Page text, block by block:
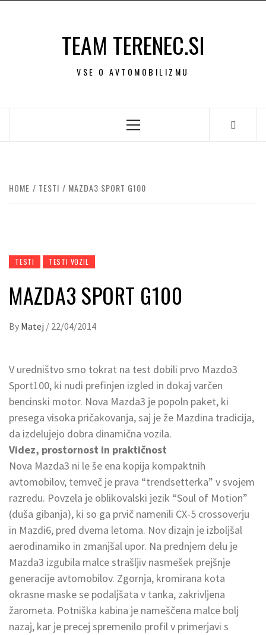
TEAM TERENEC.SI
VSE O AVTOMOBILIZMU
Primary
HOME TESTI MAZDA3 SPORT G100
TESTI TESTI VOZIL
MAZDA3 SPORT G100
By Matej / 22/04/2014
V uredništvo smo tokrat na test dobili prvo Mazdo3
Sport100, ki nudi prefinjen izgled in dokaj varčen
bencinski motor. Nova Mazda3 je popoln paket, ki
presega visoka pričakovanja, saj je že Mazdina tradicija,
da izdelujejo dobra dinamična vozila.
Videz, prostornost in praktičnost
Nova Mazda3 ni le še ena kopija kompaktnih
avtomobilov, temveč je prava “trendsetterka” v svojem
razredu. Povzela je oblikovalski jezik “Soul of Motion”
(duša gibanja), ki so ga prvič namenili CX-5 crossoverju
in Mazdi6, pred dvema letoma. Nov dizajn je izboljšal
aerodinamiko in zmanjšal upor. Na prednjem delu je
Mazda3 izgubila malce strašljiv nasmešek prejšnje
generacije avtomobilov. Zgornja, kromirana kota
okrasne maske se podaljšata v tanka, zakrivljena
žarometa. Potniška kabina je nameščena malce bolj
nazaj, kar je precej spremenilo profil v primerjavi s